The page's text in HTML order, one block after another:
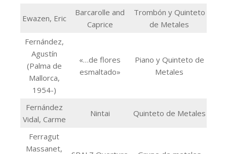
Ewazen, Eric
Barcarolle and
Caprice
Trombón y Quinteto
de Metales
Fernández,
Agustín
(Palma de
Mallorca,
1954-)
«…de flores
esmaltado»
Piano y Quinteto de
Metales
Fernández
Vidal, Carme
Nintai Quinteto de Metales
Ferragut
Massanet,